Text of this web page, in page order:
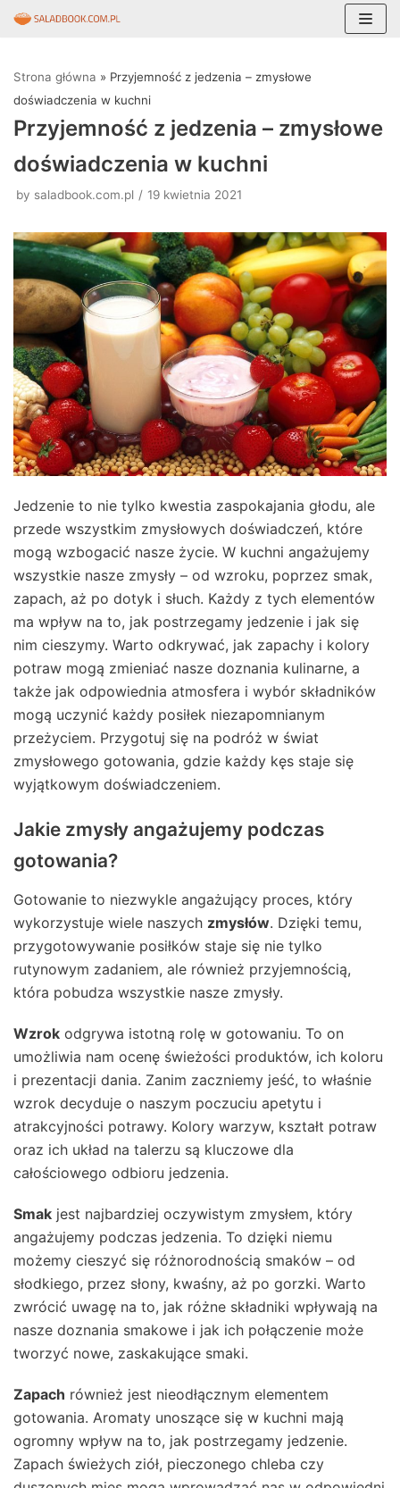
do
treści
Strona główna » Przyjemność z jedzenia – zmysłowe
doświadczenia w kuchni
Przyjemność z jedzenia – zmysłowe
doświadczenia w kuchni
by saladbook.com.pl 19 kwietnia 2021
Jedzenie to nie tylko kwestia zaspokajania głodu, ale
przede wszystkim zmysłowych doświadczeń, które
mogą wzbogacić nasze życie. W kuchni angażujemy
wszystkie nasze zmysły – od wzroku, poprzez smak,
zapach, aż po dotyk i słuch. Każdy z tych elementów
ma wpływ na to, jak postrzegamy jedzenie i jak się
nim cieszymy. Warto odkrywać, jak zapachy i kolory
potraw mogą zmieniać nasze doznania kulinarne, a
także jak odpowiednia atmosfera i wybór składników
mogą uczynić każdy posiłek niezapomnianym
przeżyciem. Przygotuj się na podróż w świat
zmysłowego gotowania, gdzie każdy kęs staje się
wyjątkowym doświadczeniem.
Jakie zmysły angażujemy podczas
gotowania?
Gotowanie to niezwykle angażujący proces, który
wykorzystuje wiele naszych zmysłów. Dzięki temu,
przygotowywanie posiłków staje się nie tylko
rutynowym zadaniem, ale również przyjemnością,
która pobudza wszystkie nasze zmysły.
Wzrok odgrywa istotną rolę w gotowaniu. To on
umożliwia nam ocenę świeżości produktów, ich koloru
i prezentacji dania. Zanim zaczniemy jeść, to właśnie
wzrok decyduje o naszym poczuciu apetytu i
atrakcyjności potrawy. Kolory warzyw, kształt potraw
oraz ich układ na talerzu są kluczowe dla
całościowego odbioru jedzenia.
Smak jest najbardziej oczywistym zmysłem, który
angażujemy podczas jedzenia. To dzięki niemu
możemy cieszyć się różnorodnością smaków – od
słodkiego, przez słony, kwaśny, aż po gorzki. Warto
zwrócić uwagę na to, jak różne składniki wpływają na
nasze doznania smakowe i jak ich połączenie może
tworzyć nowe, zaskakujące smaki.
Zapach również jest nieodłącznym elementem
gotowania. Aromaty unoszące się w kuchni mają
ogromny wpływ na to, jak postrzegamy jedzenie.
Zapach świeżych ziół, pieczonego chleba czy